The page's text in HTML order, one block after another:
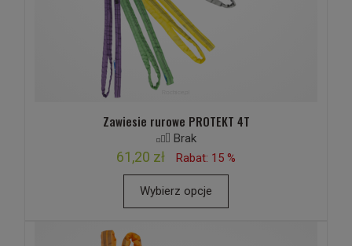
Zawiesie rurowe PROTEKT 4T
Brak
61,20 zł Rabat: 15 %
Wybierz opcje